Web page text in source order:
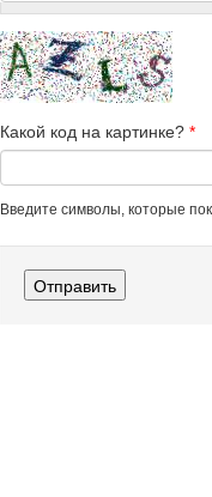
Какой код на картинке? *
Введите символы, которые